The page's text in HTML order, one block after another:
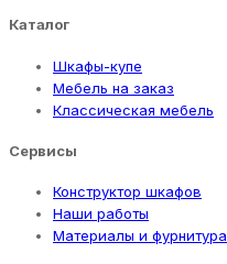
Каталог
Шкафы-купе
Мебель на заказ
Классическая мебель
Сервисы
Конструктор шкафов
Наши работы
Материалы и фурнитура